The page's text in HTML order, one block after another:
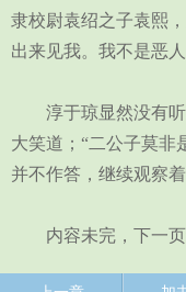
隶校尉袁绍之子袁熙
出来见我。我不是恶
淳于琼显然没有听
大笑道；“二公子莫非
并不作答，继续观察
内容未完，下一页